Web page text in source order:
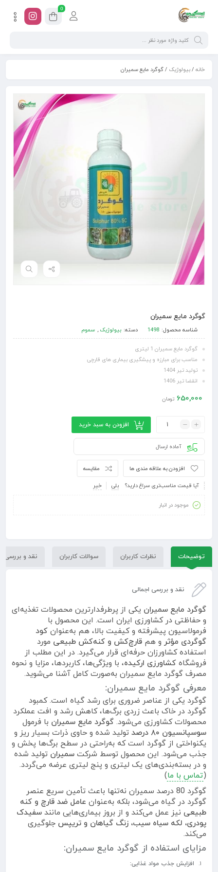
0
خانه /بیولوژیک / گوگرد مایع سمیران
گوگرد مایع سمیران
شناسه محصول: 1498 دسته: بیولوژیک , سموم
گوگرد مایع سمیران 1 لیتری
مناسب برای مبارزه و پیشگیری بیماری های قارچی
تولید تیر 1404
انقضا تیر 1406
650,000 تومان
افزودن به سبد خرید
آماده ارسال
مقایسه افزودن به علاقه مندی ها
آیا قیمت مناسب‌تری سراغ دارید؟ بلی خیر
موجود در انبار
توضیحات نظرات کاربران سوالات کاربران نقد و بررسی
نقد و بررسی اجمالی
گوگرد مایع سمیران یکی از پرطرفدارترین محصولات تغذیه‌ای
و حفاظتی در کشاورزی ایران است. این محصول با
فرمولاسیون پیشرفته و کیفیت بالا، هم به‌عنوان کود
گوگردی مؤثر و هم قارچ‌کش و کنه‌کش طبیعی مورد
استفاده کشاورزان حرفه‌ای قرار می‌گیرد. در این مطلب از
فروشگاه کشاورزی ارکیده، با ویژگی‌ها، کاربردها، مزایا و نحوه
مصرف گوگرد مایع سمیران به‌صورت کامل آشنا می‌شوید.
معرفی گوگرد مایع سمیران:
گوگرد یکی از عناصر ضروری برای رشد گیاه است. کمبود
گوگرد در خاک باعث زردی برگ‌ها، کاهش رشد و افت عملکرد
محصولات کشاورزی می‌شود. گوگرد مایع سمیران با فرمول
سوسپانسیون ۸۰ درصد
تولید شده و حاوی ذرات بسیار ریز و
یکنواختی از گوگرد است که به‌راحتی در سطح برگ‌ها پخش و
جذب می‌شود. این محصول توسط شرکت سمیران تولید شده
و در بسته‌بندی‌های یک لیتری و پنج لیتری عرضه می‌گردد.
(تماس با ما)
گوگرد 80 درصد سمیران نه‌تنها باعث تأمین سریع عنصر
گوگرد در گیاه می‌شود، بلکه به‌عنوان عامل ضد قارچ و کنه
طبیعی نیز عمل می‌کند و از بروز بیماری‌هایی مانند سفیدک
پودری، لکه سیاه سیب، زنگ گیاهان و تریپس جلوگیری
می‌کند.
مزایای استفاده از گوگرد مایع سمیران:
افزایش جذب مواد غذایی: